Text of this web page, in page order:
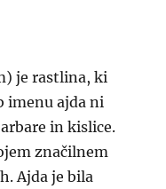
je rastlina, ki
imenu ajda ni
in kislice.
značilnem
Ajda je bila